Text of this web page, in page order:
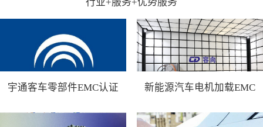
宇通客车零部件EMC认证
新能源汽车电机加载EMC